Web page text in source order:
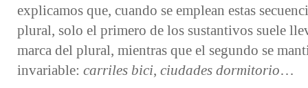
explicamos que, cuando se emplean estas
plural, solo el primero de los sustantivos suele
marca del plural, mientras que el segundo se
invariable: carriles bici, ciudades dormitorio…